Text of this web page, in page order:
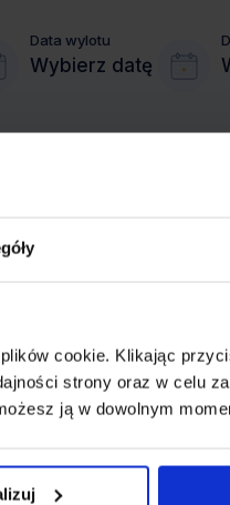
cookie. Klikając
strony oraz w celu
ją w dowolnym
Data wylotu
Wybierz datę